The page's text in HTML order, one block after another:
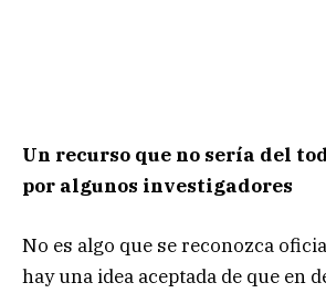
Un recurso que no sería del
por algunos investigadores
No es algo que se reconozca
hay una idea aceptada de que en